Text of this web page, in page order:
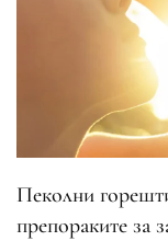
Пеколни
препораките за